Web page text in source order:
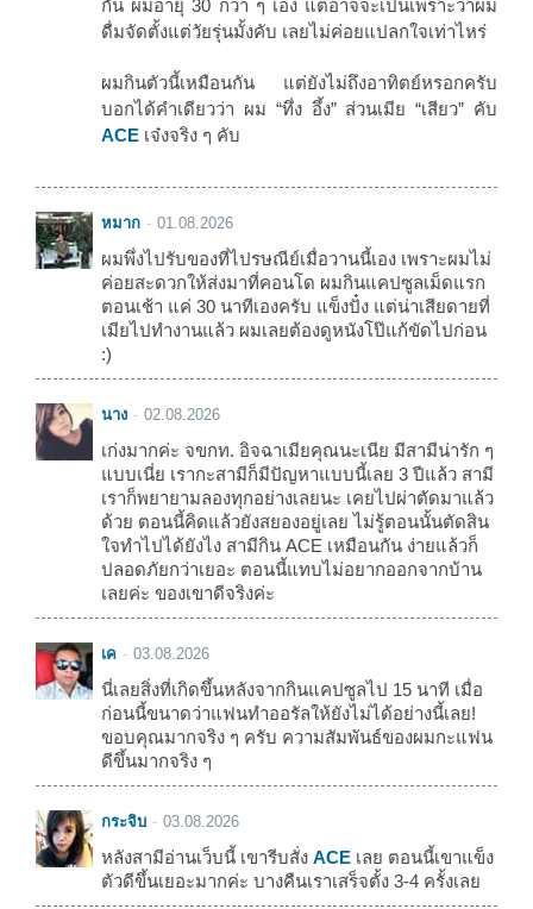
กัน ผมอายุ 30 กว่า ๆ เอง แต่อาจจะเป็นเพราะว่าผม
ดื่มจัดตั้งแต่วัยรุ่นมั้งคับ เลยไม่ค่อยแปลกใจเท่าไหร่
ผมกินตัวนี้เหมือนกัน แต่ยังไม่ถึงอาทิตย์หรอกครับ
บอกได้คำเดียวว่า ผม “ทึ่ง อึ้ง” ส่วนเมีย “เสียว” คับ
ACE เจ๋งจริง ๆ คับ
หมาก 01.08.2026
ผมพึ่งไปรับของที่ไปรษณีย์เมื่อวานนี้เอง เพราะผมไม่
ค่อยสะดวกให้ส่งมาที่คอนโด ผมกินแคปซูลเม็ดแรก
ตอนเช้า แค่ 30 นาทีเองครับ แข็งปั๋ง แต่น่าเสียดายที่
เมียไปทำงานแล้ว ผมเลยต้องดูหนังโป๊แก้ขัดไปก่อน
:)
นาง 02.08.2026
เก่งมากค่ะ จขกท. อิจฉาเมียคุณนะเนีย มีสามีน่ารัก ๆ
แบบเนี่ย เรากะสามีก็มีปัญหาแบบนี้เลย 3 ปีแล้ว สามี
เราก็พยายามลองทุกอย่างเลยนะ เคยไปผ่าตัดมาแล้ว
ด้วย ตอนนี้คิดแล้วยังสยองอยู่เลย ไม่รู้ตอนนั้นตัดสิน
ใจทำไปได้ยังไง สามีกิน ACE เหมือนกัน ง่ายแล้วก็
ปลอดภัยกว่าเยอะ ตอนนี้แทบไม่อยากออกจากบ้าน
เลยค่ะ ของเขาดีจริงค่ะ
เค 03.08.2026
นี่เลยสิ่งที่เกิดขึ้นหลังจากกินแคปซูลไป 15 นาที เมื่อ
ก่อนนี้ขนาดว่าแฟนทำออรัลให้ยังไม่ได้อย่างนี้เลย!
ขอบคุณมากจริง ๆ ครับ ความสัมพันธ์ของผมกะแฟน
ดีขึ้นมากจริง ๆ
กระจิบ 03.08.2026
หลังสามีอ่านเว็บนี้ เขารีบสั่ง ACE เลย ตอนนี้เขาแข็ง
ตัวดีขึ้นเยอะมากค่ะ บางคืนเราเสร็จตั้ง 3-4 ครั้งเลย